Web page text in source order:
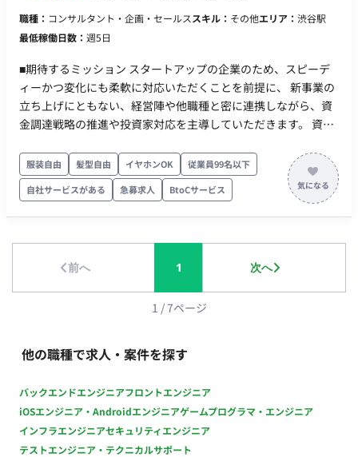
職種： コンサルタント・企画・セールススキル： その他エリア： 渋谷駅
最低稼働日数： 週5日
■期待するミッション スタートアップの企業のため、スピーデ
ィーかつ変化にも柔軟に対応いただくことを前提に、 新事業の
立ち上げにともない、経営陣や他職種と密に連携しながら、資
金調達戦略の推進や投資家対応を主導していただきます。 資本
ら牽引する役割を期待しています。 ■業務内容 ・資金調達、投
資家対応 ・資本政策、財務戦略の設計、実行 ・銀行、VC、社
内向けの事業計画書作成 ・経営陣と連携した資金調達戦略の推
進 ■ 働き方 ・コアタイム：13:00~17:00 ・基本出社 ・フレック
服装自由 髪型自由 イヤホンOK
従業員99名以下
自社サービスがある
急募求人 BtoCサービス
前へ 1 次へ
1 /7ページ
他の職種で求人・案件を探す
バックエンドエンジニアフロントエンジニア
iOSエンジニア・Androidエンジニアゲームプログラマ・エンジニア
インフラエンジニアセキュリティエンジニア
テストエンジニア・テクニカルサポート